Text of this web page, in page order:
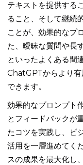
テキストを提供する
ること、そして継続
ことが、効果的なプ
た、曖昧な質問や長
といったよくある間
ChatGPTからより有
できます。
効果的なプロンプト
とフィードバックが
たコツを実践し、ビ
活用を一層進めてく
スの成果を最大化し